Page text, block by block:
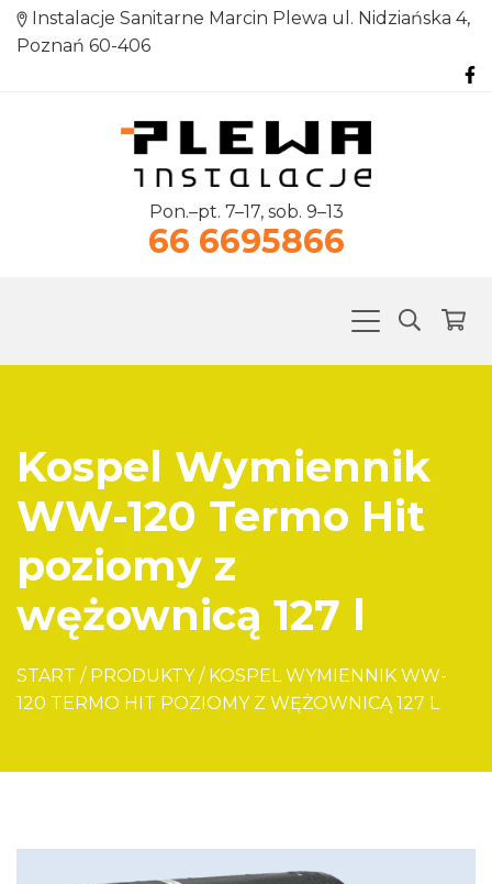
Instalacje Sanitarne Marcin Plewa ul. Nidziańska 4,
Poznań 60-406
Pon.–pt. 7–17, sob. 9–13
66 6695866
Kospel Wymiennik
WW-120 Termo Hit
poziomy z
wężownicą 127 l
START / PRODUKTY / KOSPEL WYMIENNIK WW-
120 TERMO HIT POZIOMY Z WĘŻOWNICĄ 127 L